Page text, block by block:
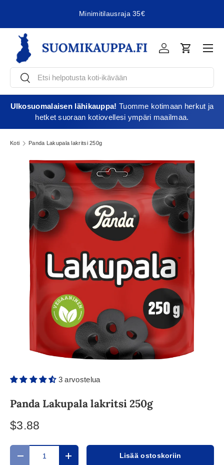
Minimitilausraja 35€
EtsiEtsi
KirjauduOstoskori
Ulkosuomalaisen lähikauppa! Tuomme kotimaan herkut ja
hetket suoraan kotiovellesi ympäri maailmaa.
Koti Panda Lakupala lakritsi 250g
3 arvostelua
Panda Lakupala lakritsi 250g
$3.88
Määrä
Translation missing: fi.cart.items.decrease_quantity
Translation missing:Lisää ostoskoriin